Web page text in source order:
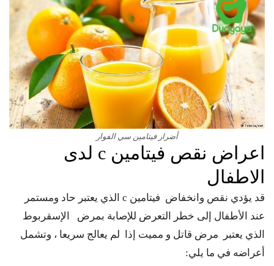
أضرار فيتامين سي الفوار
اعراض نقص فيتامين c لدى
الاطفال
قد يؤدي نقص وانخفاض فيتامين c الذي يعتبر حاد ومستمر
عند الأطفال إلى خطر التعرض للإصابة بمرض الإسقربوط
الذي يعتبر مرض قاتل و مميت إذا لم يعالج سريعا ، وتشمل
أعراضه في ما يلي: